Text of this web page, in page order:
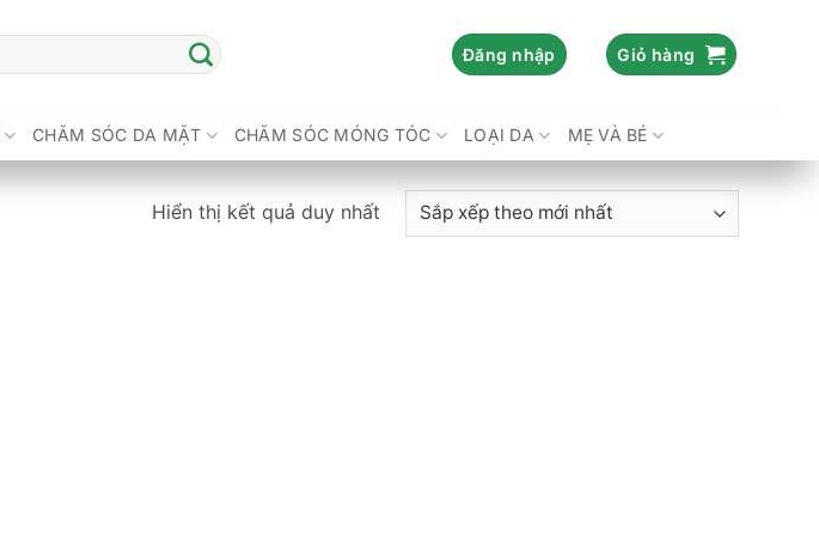
Đăng nhập Giỏ hàng
CHĂM SÓC DA MẶT CHĂM SÓC MÓNG TÓC LOẠI DA MẸ VÀ BÉ
Hiển thị kết quả duy nhất